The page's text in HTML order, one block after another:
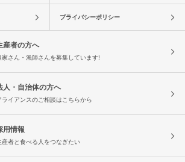
プライバシーポリシー
産者の方へ
家さん・漁師さんを募集しています!
人・自治体の方へ
ライアンスのご相談はこちらから
用情報
産者と食べる人をつなぎたい